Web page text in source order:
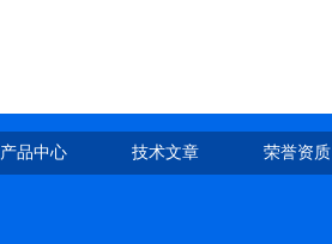
产品中心 技术文章 荣誉资质